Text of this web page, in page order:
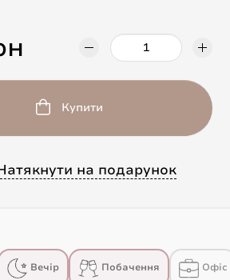
Купити
на подарунок
Вечір Побачення Офіс